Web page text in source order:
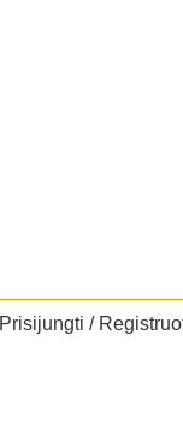
Prisijungti /